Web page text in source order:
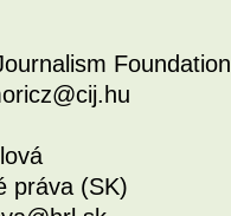
práva (SK)